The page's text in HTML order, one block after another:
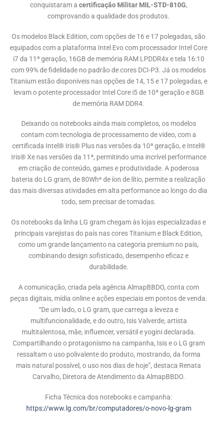
conquistaram a certificação Militar MIL-STD-810G,
comprovando a qualidade dos produtos.
Os modelos Black Edition, com opções de 16 e 17 polegadas, são
equipados com a plataforma Intel Evo com processador Intel Core
i7 da 11ª geração, 16GB de memória RAM LPDDR4x e tela 16:10
com 99% de fidelidade no padrão de cores DCI-P3. Já os modelos
Titanium estão disponíveis nas opções de 14, 15 e 17 polegadas, e
levam o potente processador Intel Core i5 de 10ª geração e 8GB
de memória RAM DDR4.
Deixando os notebooks ainda mais completos, os modelos
contam com tecnologia de processamento de vídeo, com a
certificada Intel® Iris® Plus nas versões da 10ª geração, e Intel®
Iris® Xe nas versões da 11ª, permitindo uma incrível performance
em criação de conteúdo, games e produtividade. A poderosa
bateria do LG gram, de 80Wh* de íon de lítio, permite a realização
das mais diversas atividades em alta performance ao longo do dia
todo, sem precisar de tomadas.
Os notebooks da linha LG gram chegam às lojas especializadas e
principais varejistas do país nas cores Titanium e Black Edition,
como um grande lançamento na categoria premium no país,
combinando design sofisticado, desempenho eficaz e
durabilidade.
A comunicação, criada pela agência AlmapBBDO, conta com
peças digitais, mídia online e ações especiais em pontos de venda.
“De um lado, o LG gram, que carrega a leveza e
multifuncionalidade, e do outro, Isis Valverde, artista
multitalentosa, mãe, influencer, versátil e yogini declarada.
Compartilhando o protagonismo na campanha, Isis e o LG gram
ressaltam o uso polivalente do produto, mostrando, da forma
mais natural possível, o uso nos dias de hoje”, destaca Renata
Carvalho, Diretora de Atendimento da AlmapBBDO.
Ficha Técnica dos notebooks e campanha:
https://www.lg.com/br/computadores/o-novo-lg-gram